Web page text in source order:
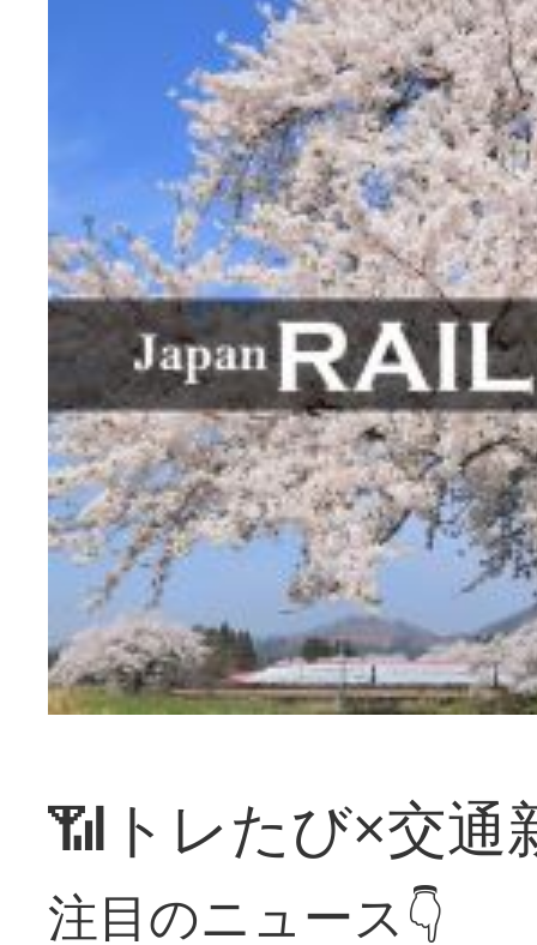
📶トレたび×交通
注目のニュース👇